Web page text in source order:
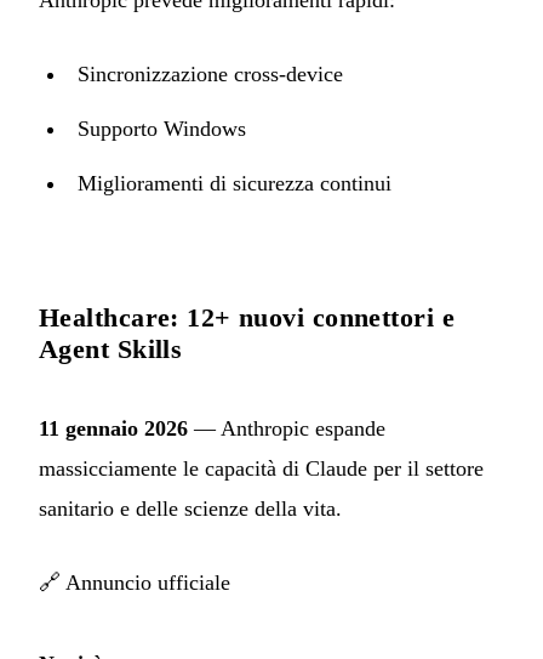
Sincronizzazione cross-device
Supporto Windows
Miglioramenti di sicurezza continui
Healthcare: 12+ nuovi connettori e
Agent Skills
11 gennaio 2026 — Anthropic espande
massicciamente le capacità di Claude per il settore
sanitario e delle scienze della vita.
🔗 Annuncio ufficiale